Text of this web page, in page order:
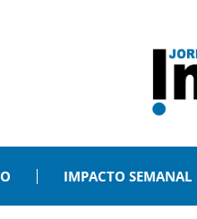
IMPACTO SEMANAL